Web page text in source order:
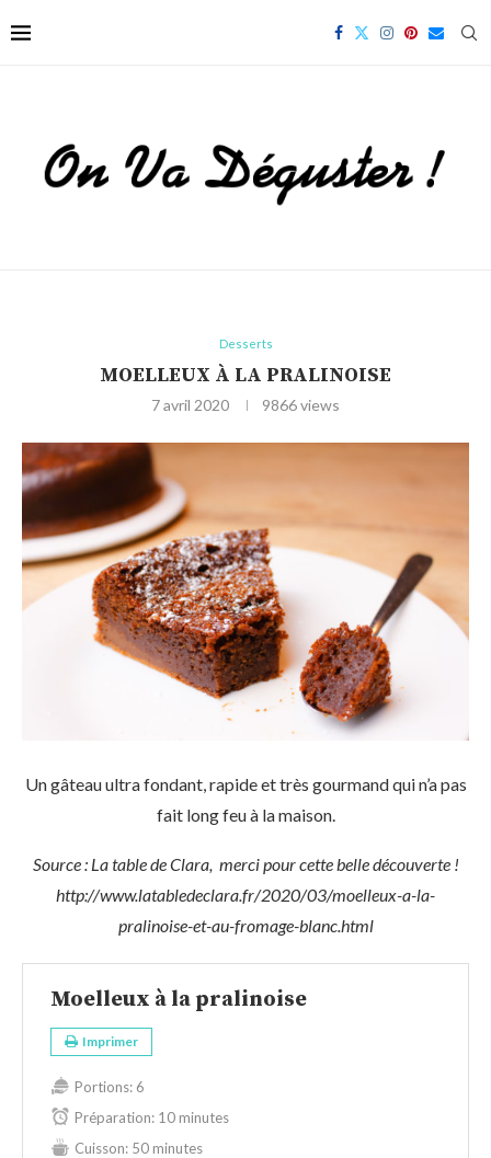
Desserts
MOELLEUX À LA PRALINOISE
7 avril 2020 9866views
Un gâteau ultra fondant, rapide et très gourmand qui n’a pas
fait long feu à la maison.
Source : La table de Clara, merci pour cette belle découverte !
http://www.latabledeclara.fr/2020/03/moelleux-a-la-
pralinoise-et-au-fromage-blanc.html
Moelleux à la pralinoise
Imprimer
Portions: 6
Préparation: 10 minutes
Cuisson: 50 minutes